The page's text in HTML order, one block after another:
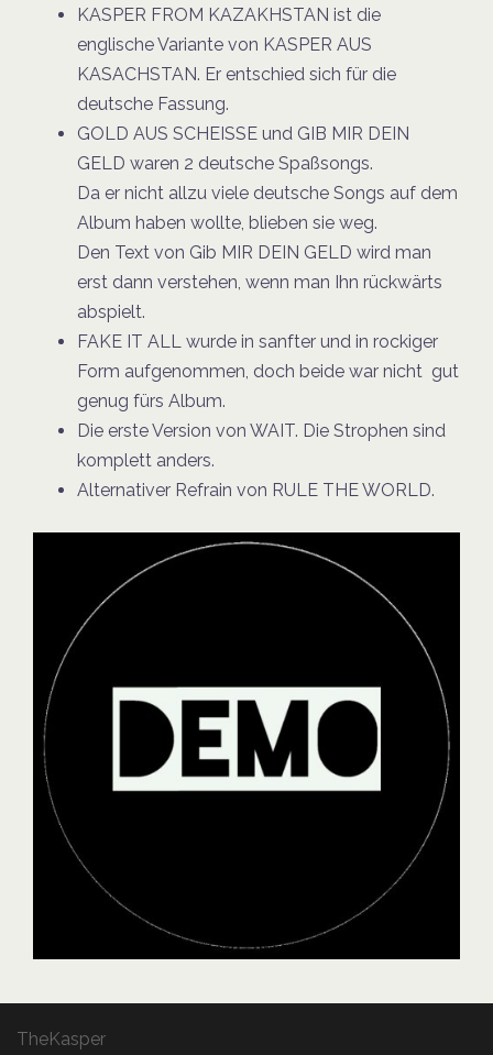
KASPER FROM KAZAKHSTAN ist die
englische Variante von KASPER AUS
KASACHSTAN. Er entschied sich für die
deutsche Fassung.
GOLD AUS SCHEISSE und GIB MIR DEIN
GELD waren 2 deutsche Spaßsongs.
Da er nicht allzu viele deutsche Songs auf dem
Album haben wollte, blieben sie weg.
Den Text von Gib MIR DEIN GELD wird man
erst dann verstehen, wenn man Ihn rückwärts
abspielt.
FAKE IT ALL wurde in sanfter und in rockiger
Form aufgenommen, doch beide war nicht gut
genug fürs Album.
Die erste Version von WAIT. Die Strophen sind
komplett anders.
Alternativer Refrain von RULE THE WORLD.
TheKasper